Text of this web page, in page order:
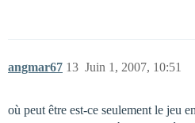
angmar67 Juin 1, 2007, 10:51
13
où peut être est-ce seulement le jeu